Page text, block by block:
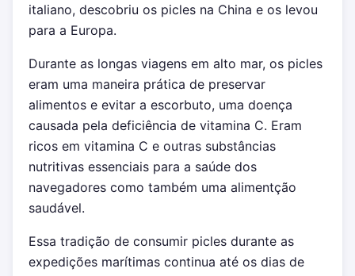
italiano, descobriu os picles na China e os levou
para a Europa.
Durante as longas viagens em alto mar, os picles
eram uma maneira prática de preservar
alimentos e evitar a escorbuto, uma doença
causada pela deficiência de vitamina C. Eram
ricos em vitamina C e outras substâncias
nutritivas essenciais para a saúde dos
navegadores como também uma alimentção
saudável.
Essa tradição de consumir picles durante as
expedições marítimas continua até os dias de